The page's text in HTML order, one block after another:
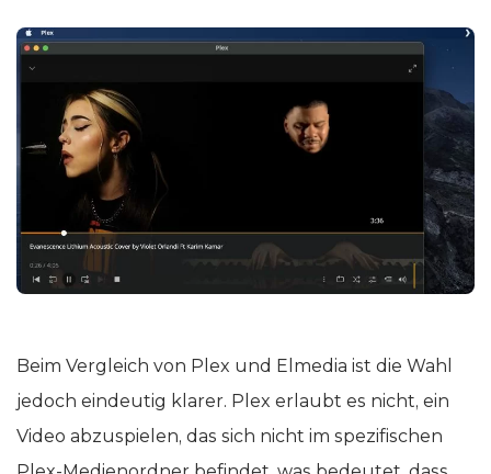
Beim Vergleich von Plex und Elmedia ist die Wahl
jedoch eindeutig klarer. Plex erlaubt es nicht, ein
Video abzuspielen, das sich nicht im spezifischen